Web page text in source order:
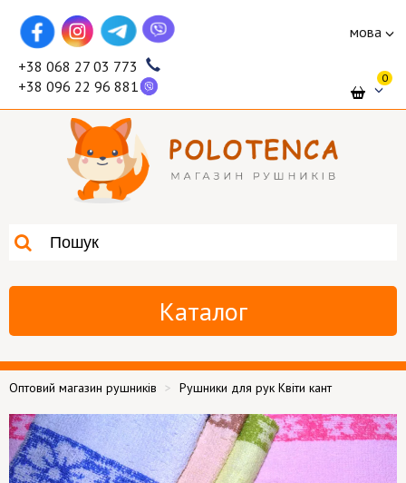
мова
+38 068 27 03 773
+38 096 22 96 881
0
Каталог
Оптовий магазин рушників Рушники для рук Квіти кант